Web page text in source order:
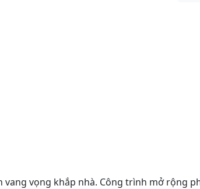
vang vọng khắp nhà. Công trình mở rộng